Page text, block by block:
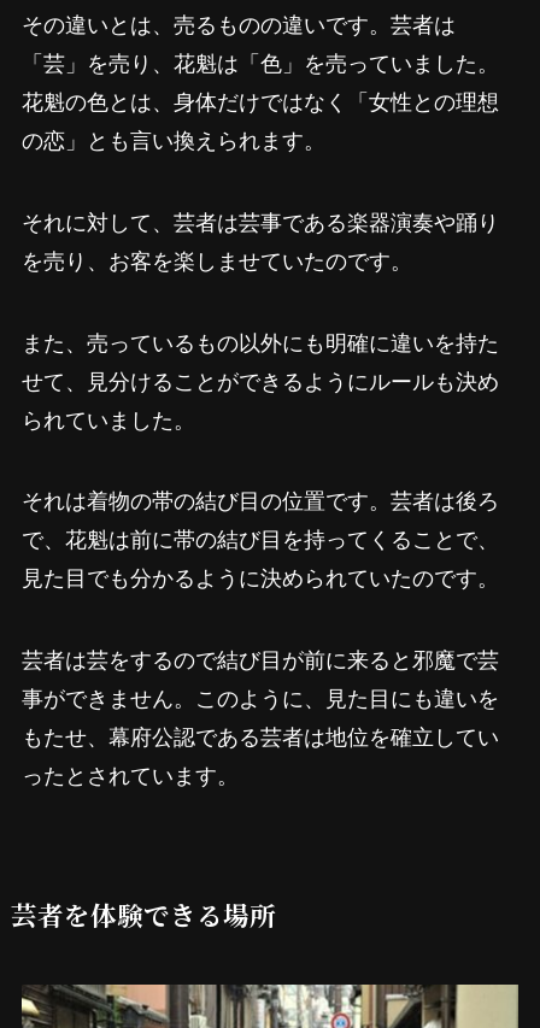
その違いとは、売るものの違いです。芸者は
「芸」を売り、花魁は「色」を売っていました。
花魁の色とは、身体だけではなく「女性との理想
の恋」とも言い換えられます。
それに対して、芸者は芸事である楽器演奏や踊り
を売り、お客を楽しませていたのです。
また、売っているもの以外にも明確に違いを持た
せて、見分けることができるようにルールも決め
られていました。
それは着物の帯の結び目の位置です。芸者は後ろ
で、花魁は前に帯の結び目を持ってくることで、
見た目でも分かるように決められていたのです。
芸者は芸をするので結び目が前に来ると邪魔で芸
事ができません。このように、見た目にも違いを
もたせ、幕府公認である芸者は地位を確立してい
ったとされています。
芸者を体験できる場所